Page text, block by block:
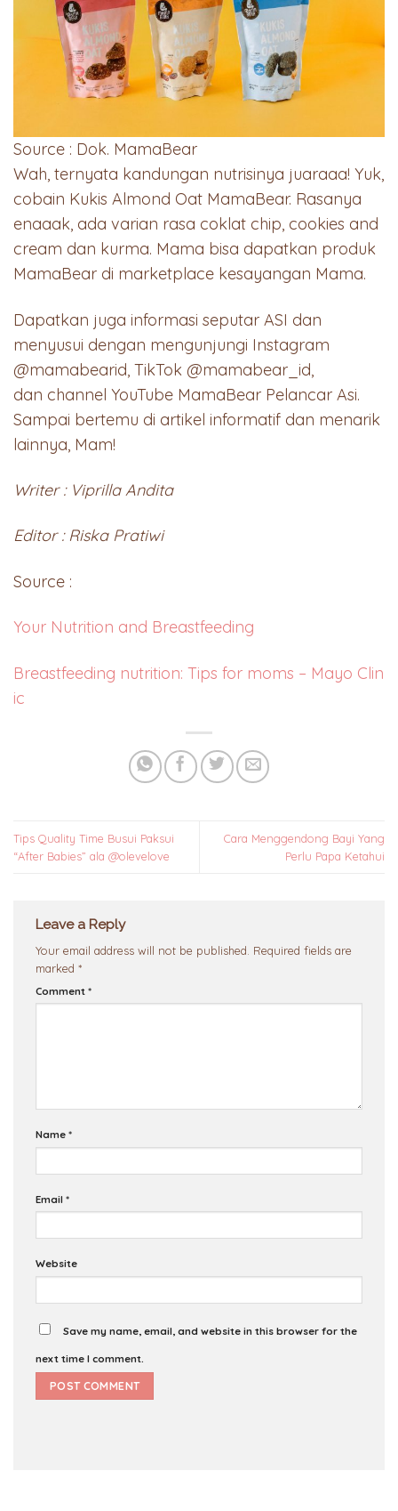
Source : Dok. MamaBear
Wah, ternyata kandungan nutrisinya juaraaa! Yuk,
cobain Kukis Almond Oat MamaBear. Rasanya
enaaak, ada varian rasa coklat chip, cookies and
cream dan kurma. Mama bisa dapatkan produk
MamaBear di marketplace kesayangan Mama.
Dapatkan juga informasi seputar ASI dan
menyusui dengan mengunjungi Instagram
@mamabearid, TikTok @mamabear_id,
dan channel YouTube MamaBear Pelancar Asi.
Sampai bertemu di artikel informatif dan menarik
lainnya, Mam!
Writer : Viprilla Andita
Editor : Riska Pratiwi
Source :
Your Nutrition and Breastfeeding
Breastfeeding nutrition: Tips for moms – Mayo Clin
ic
Tips Quality Time Busui Paksui
“After Babies” ala @olevelove
Cara Menggendong Bayi Yang
Perlu Papa Ketahui
Leave a Reply
Your email address will not be published. Required fields are
marked *
Comment *
Name *
Email *
Website
Save my name, email, and website in this browser for the
next time I comment.